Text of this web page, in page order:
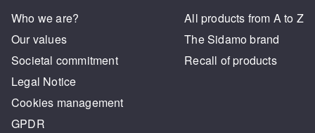
Who we are?
Our values
Societal commitment
Legal Notice
Cookies management
GPDR
All products from A to Z
The Sidamo brand
Recall of products